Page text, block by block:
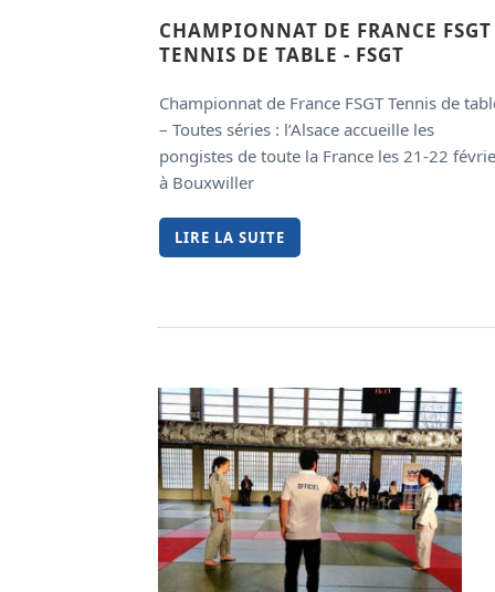
CHAMPIONNAT DE FRANCE FSGT
TENNIS DE TABLE - FSGT
Championnat de France FSGT Tennis de
– Toutes séries : l’Alsace accueille les
pongistes de toute la France les 21-22
à Bouxwiller
LIRE LA SUITE